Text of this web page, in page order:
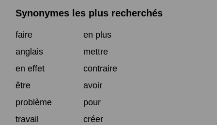
Synonymes les plus recherchés
faire
en plus
anglais
mettre
en effet
contraire
être
avoir
problème
pour
travail
créer